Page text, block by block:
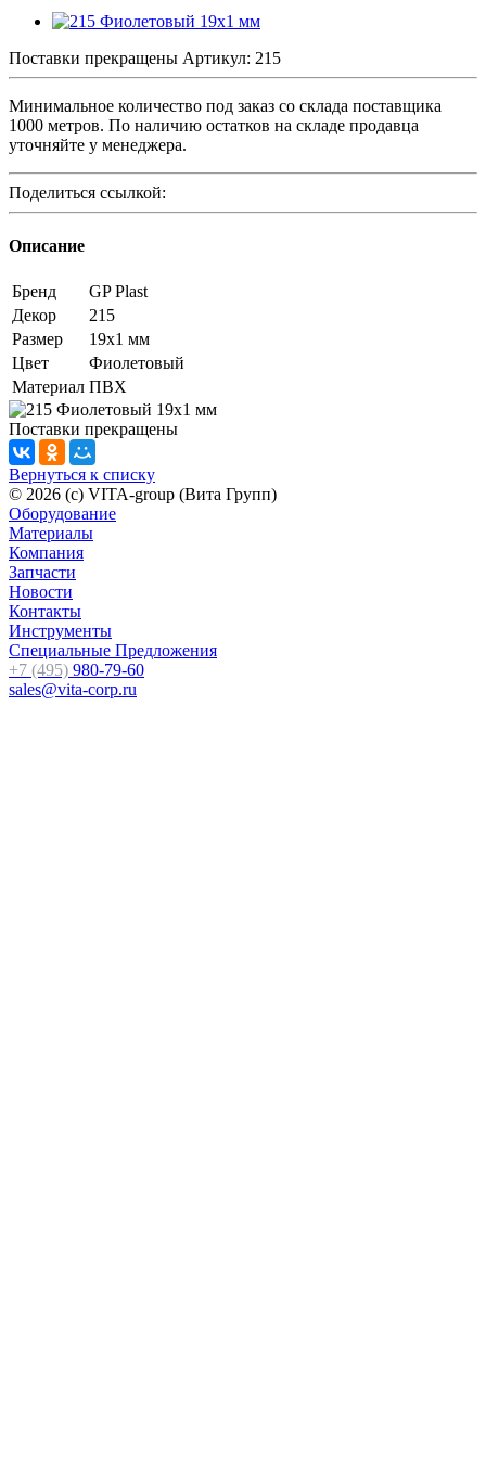
Поставки прекращены Артикул: 215
Минимальное количество под заказ со склада поставщика
1000 метров. По наличию остатков на складе продавца
уточняйте у менеджера.
Поделиться ссылкой:
Описание
Бренд
GP Plast
Декор
215
Размер
19x1 мм
Цвет
Фиолетовый
Материал ПВХ
Поставки прекращены
Вернуться к списку
© 2026 (c) VITA-group (Вита Групп)
Оборудование
Материалы
Компания
Запчасти
Новости
Контакты
Инструменты
Специальные Предложения
+7 (495) 980-79-60
sales@vita-corp.ru